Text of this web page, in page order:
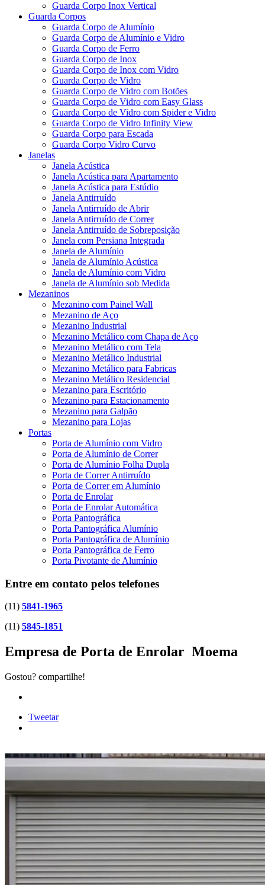
Guarda Corpo Inox Vertical
Guarda Corpos
Guarda Corpo de Alumínio
Guarda Corpo de Alumínio e Vidro
Guarda Corpo de Ferro
Guarda Corpo de Inox
Guarda Corpo de Inox com Vidro
Guarda Corpo de Vidro
Guarda Corpo de Vidro com Botões
Guarda Corpo de Vidro com Easy Glass
Guarda Corpo de Vidro com Spider e Vidro
Guarda Corpo de Vidro Infinity View
Guarda Corpo para Escada
Guarda Corpo Vidro Curvo
Janelas
Janela Acústica
Janela Acústica para Apartamento
Janela Acústica para Estúdio
Janela Antirruído
Janela Antirruído de Abrir
Janela Antirruído de Correr
Janela Antirruído de Sobreposição
Janela com Persiana Integrada
Janela de Alumínio
Janela de Alumínio Acústica
Janela de Alumínio com Vidro
Janela de Alumínio sob Medida
Mezaninos
Mezanino com Painel Wall
Mezanino de Aço
Mezanino Industrial
Mezanino Metálico com Chapa de Aço
Mezanino Metálico com Tela
Mezanino Metálico Industrial
Mezanino Metálico para Fabricas
Mezanino Metálico Residencial
Mezanino para Escritório
Mezanino para Estacionamento
Mezanino para Galpão
Mezanino para Lojas
Portas
Porta de Alumínio com Vidro
Porta de Alumínio de Correr
Porta de Alumínio Folha Dupla
Porta de Correr Antirruído
Porta de Correr em Alumínio
Porta de Enrolar
Porta de Enrolar Automática
Porta Pantográfica
Porta Pantográfica Alumínio
Porta Pantográfica de Alumínio
Porta Pantográfica de Ferro
Porta Pivotante de Alumínio
Entre em contato pelos telefones
(11) 5841-1965
(11) 5845-1851
Empresa de Porta de Enrolar Moema
Gostou? compartilhe!
Tweetar